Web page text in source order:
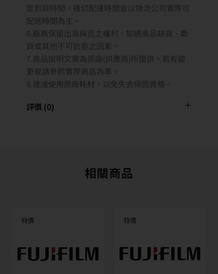
定到貨時間，確切配達時間皆以物流公司實際可
配送時間為主。
6.廠商保留出貨與否之權利，如遇商品缺貨、斷
貨或其他不可抗拒之因素。
7.商品說明文案為原廠(供應商)所提供，若有變
更敬請參照實際商品為準。
8.建議使用原廠耗材，以免失去保固資格。
評價 (0)
相關商品
特價 特價